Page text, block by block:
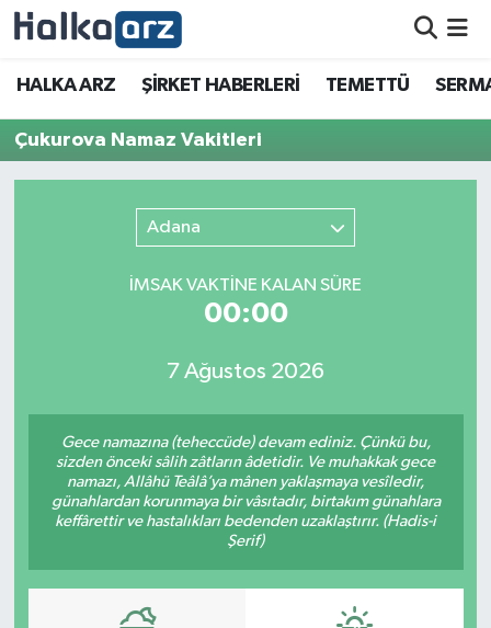
HALKA ARZ ŞİRKET HABERLERİ TEMETTÜ
Çukurova Namaz Vakitleri
Adana
İMSAK VAKTİNE KALAN SÜRE
00:00
7 Ağustos 2026
Gece namazına (teheccüde) devam ediniz. Çünkü bu,
sizden önceki sâlih zâtların âdetidir. Ve muhakkak gece
namazı, Allâhü Teâlâ’ya mânen yaklaşmaya vesîledir,
günahlardan korunmaya bir vâsıtadır, birtakım günahlara
keffârettir ve hastalıkları bedenden uzaklaştırır. (Hadis-i
Şerif)
HALKA ARZ
SERMAYE ARTIRIMI
TEMETTÜ